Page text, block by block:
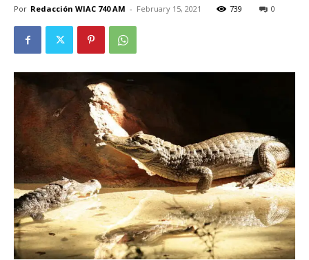
Por Redacción WIAC 740 AM - February 15, 2021 739 0